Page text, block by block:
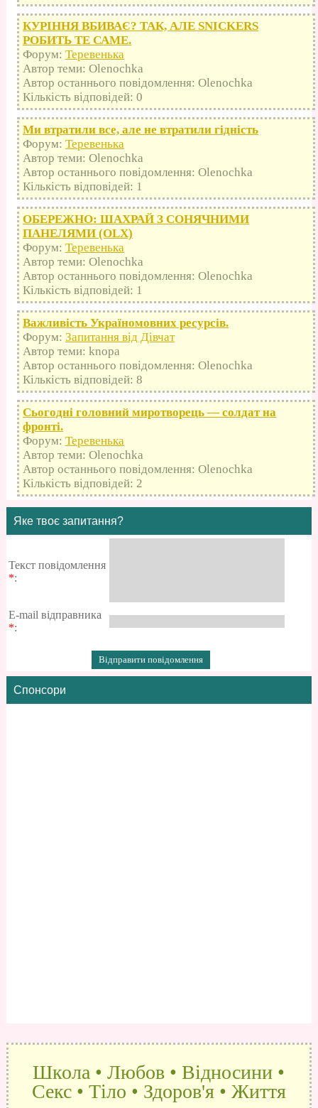
КУРІННЯ ВБИВАЄ? ТАК, АЛЕ SNICKERS
РОБИТЬ ТЕ САМЕ.
Форум: Теревенька
Автор теми: Olenochka
Автор останнього повідомлення: Olenochka
Кількість відповідей: 0
Ми втратили все, але не втратили гідність
Форум: Теревенька
Автор теми: Olenochka
Автор останнього повідомлення: Olenochka
Кількість відповідей: 1
ОБЕРЕЖНО: ШАХРАЙ З СОНЯЧНИМИ
ПАНЕЛЯМИ (OLX)
Форум: Теревенька
Автор теми: Olenochka
Автор останнього повідомлення: Olenochka
Кількість відповідей: 1
Важливість Україномовних ресурсів.
Форум: Запитання від Дівчат
Автор теми: knopa
Автор останнього повідомлення: Olenochka
Кількість відповідей: 8
Сьогодні головний миротворець — солдат на
фронті.
Форум: Теревенька
Автор теми: Olenochka
Автор останнього повідомлення: Olenochka
Кількість відповідей: 2
Яке твоє запитання?
Текст повідомлення
*:
E-mail відправника
*:
Спонсори
Школа • Любов • Відносини •
Секс • Тіло • Здоров'я • Життя